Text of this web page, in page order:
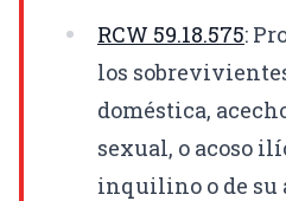
RCW 59.18.575:
los
doméstica,
sexual, o acoso
inquilino o de su